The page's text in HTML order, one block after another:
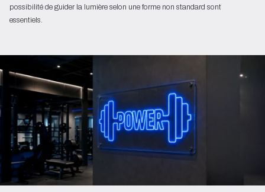
possibilité de guider la lumière selon une forme non standard sont
essentiels.